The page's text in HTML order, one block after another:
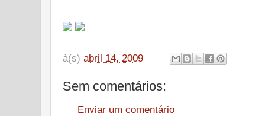
à(s) abril 14, 2009
Sem comentários:
Enviar um comentário